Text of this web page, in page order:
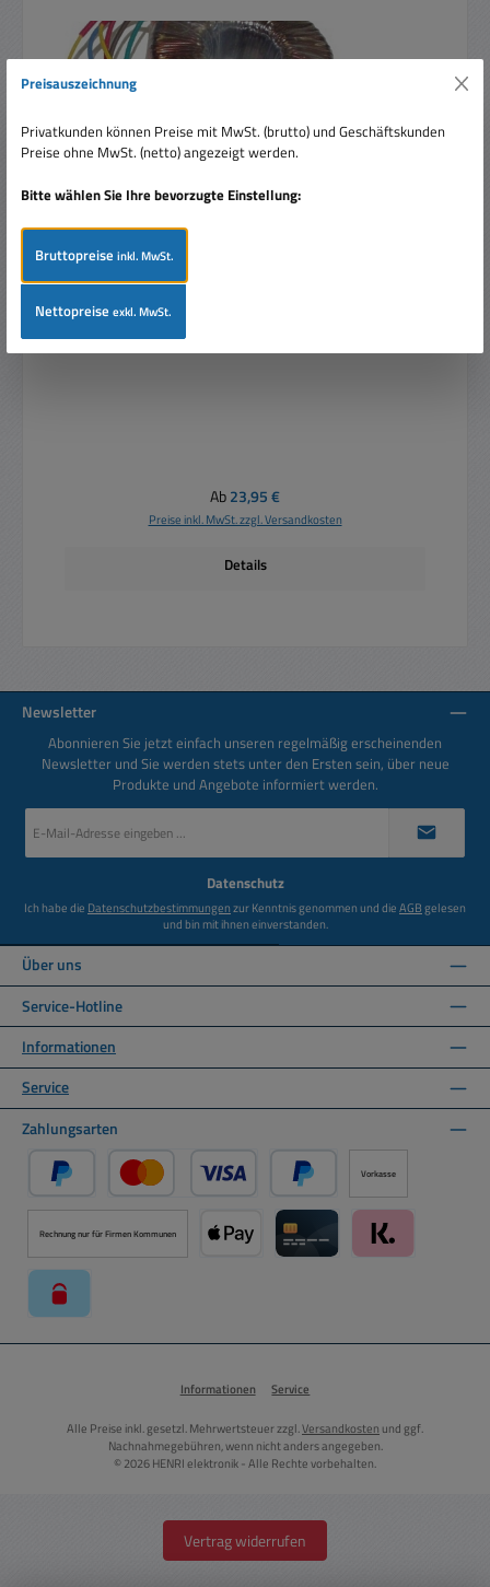
Ringkerntrafo 15V Trafo 2x15V 2x1A 30VA oder 30V
Regulärer Preis:
Ab23,95 €
Preise inkl. MwSt. zzgl. Versandkosten
Details
Newsletter
Abonnieren Sie jetzt einfach unseren regelmäßig erscheinenden
Newsletter und Sie werden stets unter den Ersten sein, über neue
Produkte und Angebote informiert werden.
Mail-
Datenschutz
Ich habe die Datenschutzbestimmungenzur Kenntnis genommen und dieAGBgelesen
und bin mit ihnen einverstanden.
Über uns
Service-Hotline
Informationen
Service
Zahlungsarten
PayPal Kredit- oder Debitkarte über PayPal
Später Bezahlen über PayPal
Vorkasse
Rechnung nur für Firmen Kommunen
Informationen Service
Alle Preise inkl. gesetzl. Mehrwertsteuer zzgl.Versandkosten und ggf.
Nachnahmegebühren, wenn nicht anders angegeben.
© 2026 HENRI elektronik - Alle Rechte vorbehalten.
Vertrag widerrufen
Preisauszeichnung
Privatkunden können Preise mit MwSt. (brutto) und Geschäftskunden
Preise ohne MwSt. (netto) angezeigt werden.
Bitte wählen Sie Ihre bevorzugte Einstellung:
Bruttopreiseinkl. MwSt.
Nettopreiseexkl. MwSt.